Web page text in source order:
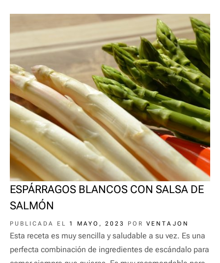
o
k
tir
ESPÁRRAGOS BLANCOS CON SALSA DE
SALMÓN
PUBLICADA EL 1 MAYO, 2023 POR VENTAJON
Esta receta es muy sencilla y saludable a su vez. Es una
perfecta combinación de ingredientes de escándalo para